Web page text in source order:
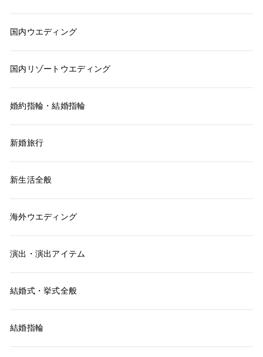
国内ウエディング
国内リゾートウエディング
婚約指輪・結婚指輪
新婚旅行
新生活全般
海外ウエディング
演出・演出アイテム
結婚式・挙式全般
結婚指輪